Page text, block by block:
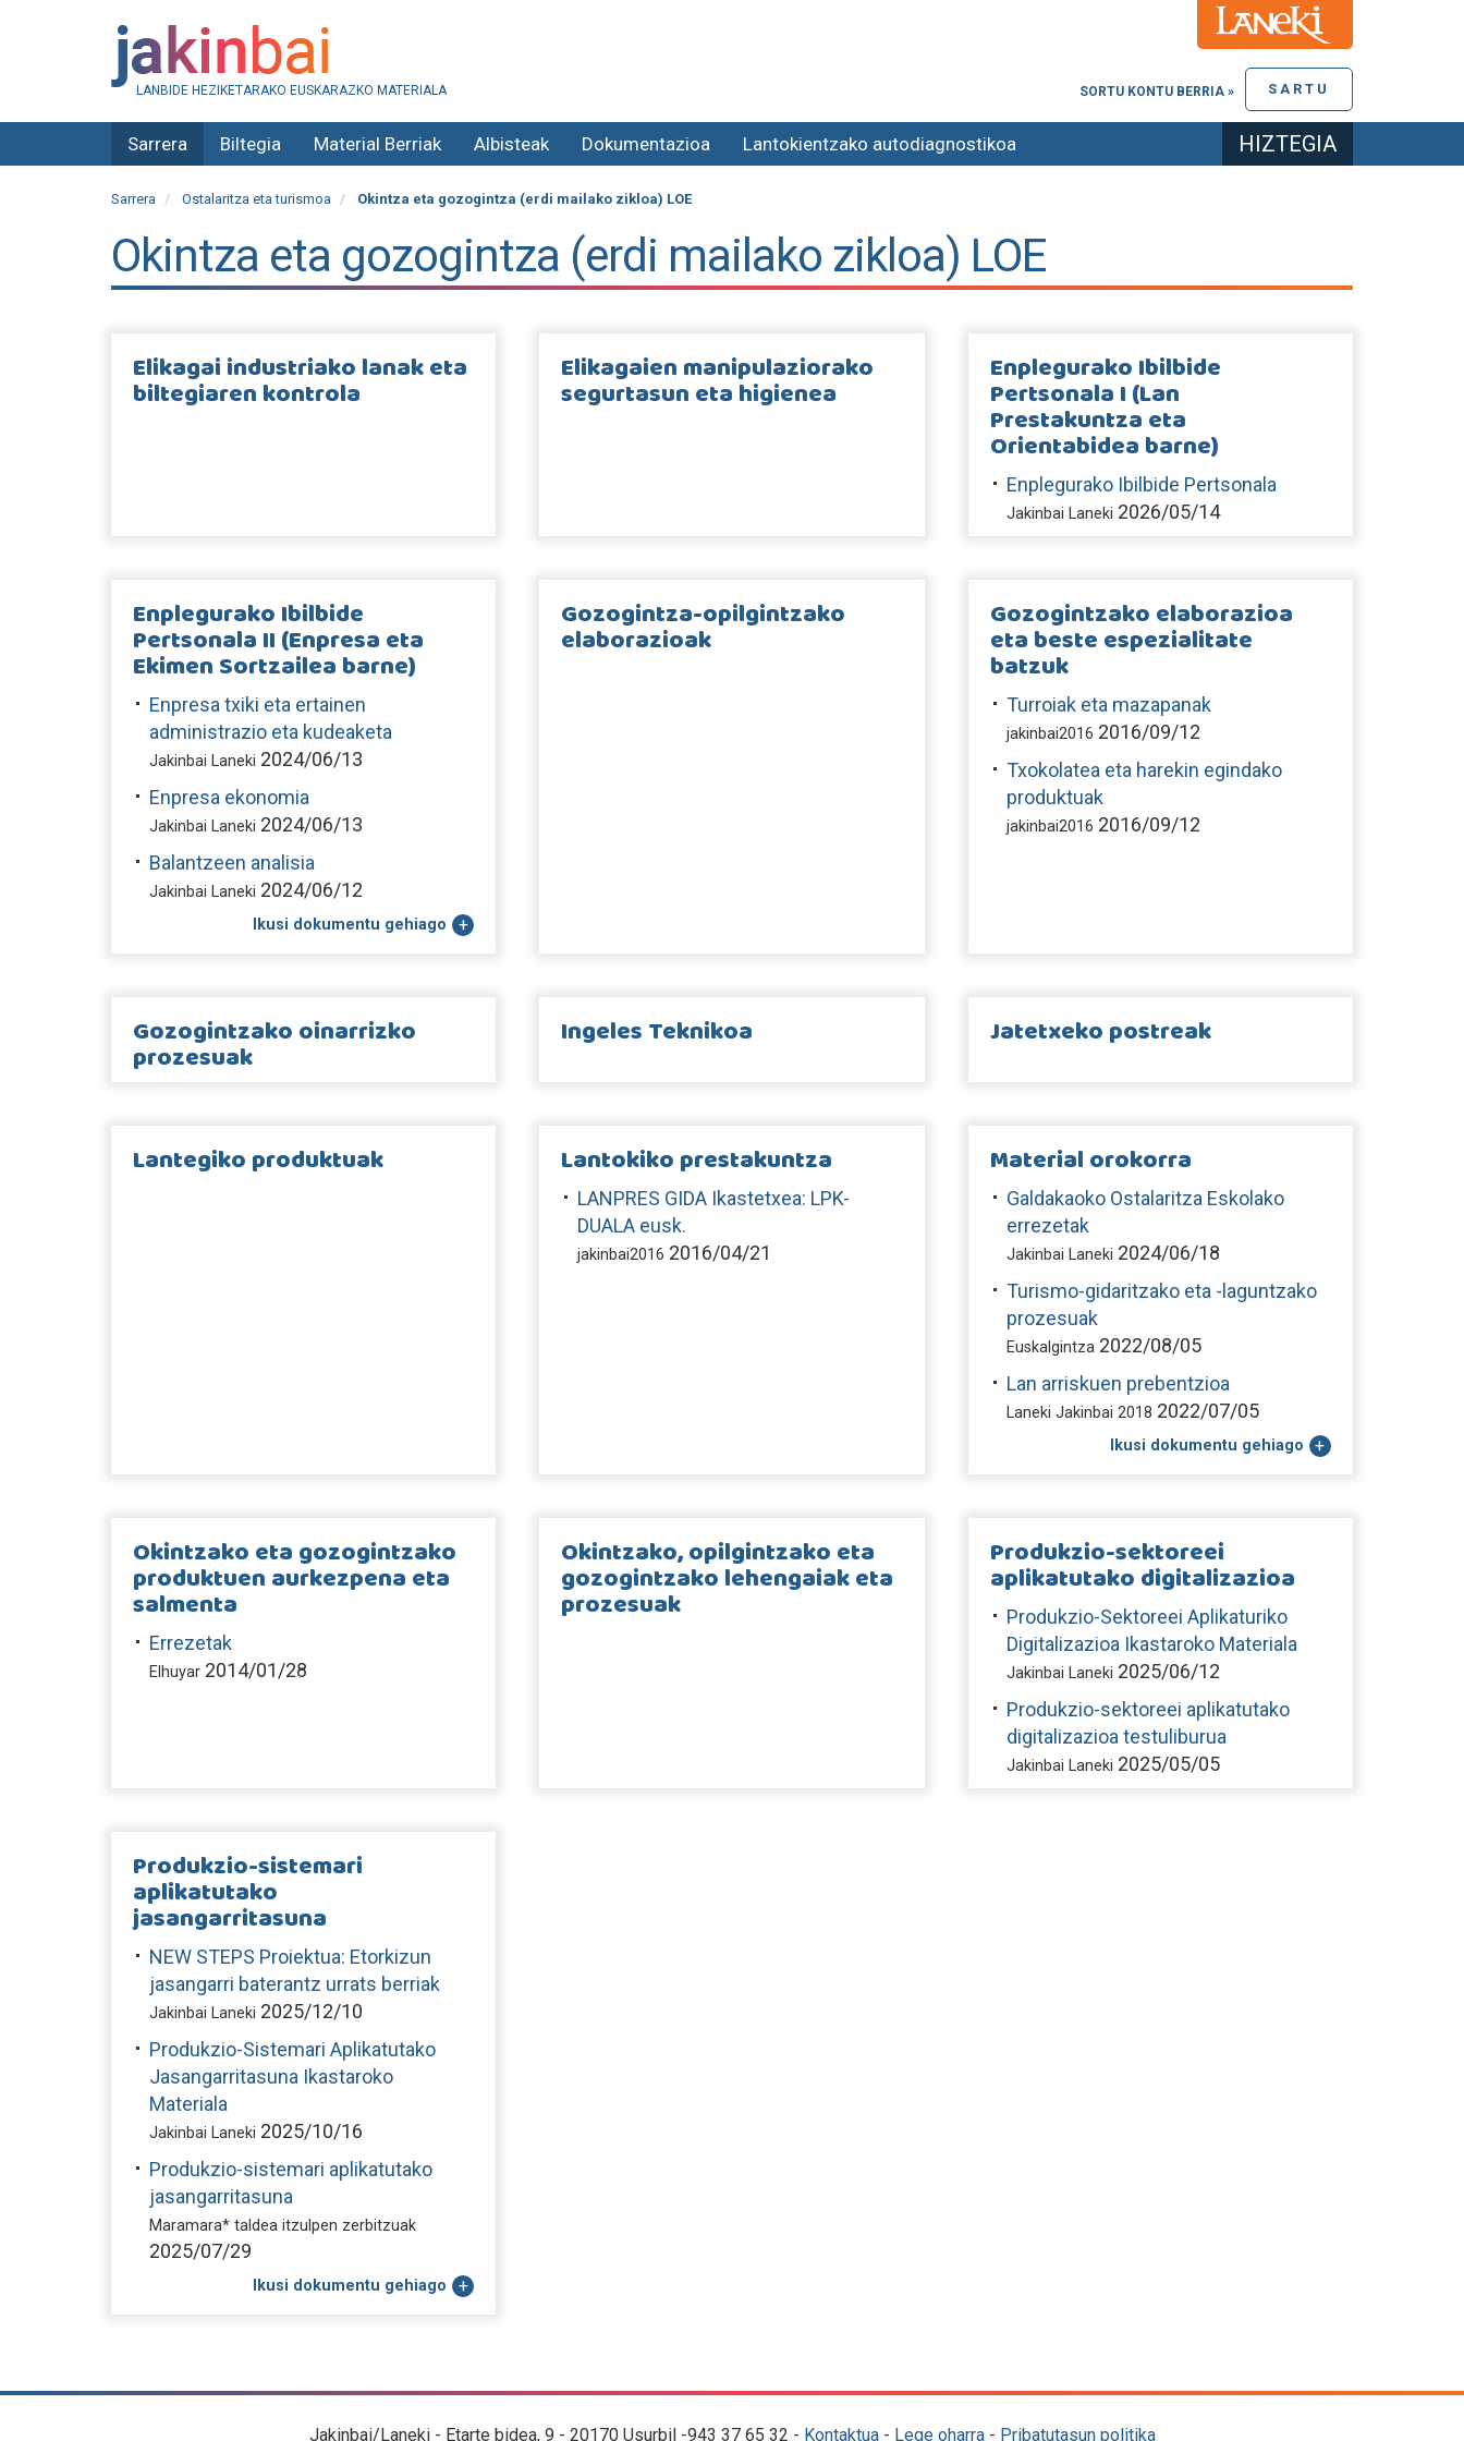
LANBIDE HEZIKETARAKO EUSKARAZKO MATERIALA SARTU
SORTU KONTU BERRIA »
Sarrera Biltegia Material Berriak Albisteak Dokumentazioa Lantokientzako autodiagnostikoa HIZTEGIA
Sarrera Ostalaritza eta turismoa Okintza eta gozogintza (erdi mailako zikloa) LOE
Okintza eta gozogintza (erdi mailako zikloa) LOE
Elikagai industriako lanak eta
biltegiaren kontrola
Elikagaien manipulaziorako
segurtasun eta higienea
Enplegurako Ibilbide
Pertsonala I (Lan
Prestakuntza eta
Orientabidea barne)
Enplegurako Ibilbide Pertsonala
Jakinbai Laneki 2026/05/14
Enplegurako Ibilbide
Pertsonala II (Enpresa eta
Ekimen Sortzailea barne)
Enpresa txiki eta ertainen
administrazio eta kudeaketa
Jakinbai Laneki 2024/06/13
Enpresa ekonomia
Jakinbai Laneki 2024/06/13
Balantzeen analisia
Jakinbai Laneki 2024/06/12
Ikusi dokumentu gehiago
Gozogintza-opilgintzako
elaborazioak
Gozogintzako elaborazioa
eta beste espezialitate
batzuk
Turroiak eta mazapanak
jakinbai2016 2016/09/12
Txokolatea eta harekin egindako
produktuak
jakinbai2016 2016/09/12
Gozogintzako oinarrizko
prozesuak
Ingeles Teknikoa Jatetxeko postreak
Lantegiko produktuak Lantokiko prestakuntza
LANPRES GIDA Ikastetxea: LPK-
DUALA eusk.
jakinbai2016 2016/04/21
Material orokorra
Galdakaoko Ostalaritza Eskolako
errezetak
Jakinbai Laneki 2024/06/18
Turismo-gidaritzako eta -laguntzako
prozesuak
Euskalgintza 2022/08/05
Lan arriskuen prebentzioa
Laneki Jakinbai 2018 2022/07/05
Ikusi dokumentu gehiago
Okintzako eta gozogintzako
produktuen aurkezpena eta
salmenta
Errezetak
Elhuyar 2014/01/28
Okintzako, opilgintzako eta
gozogintzako lehengaiak eta
prozesuak
Produkzio-sektoreei
aplikatutako digitalizazioa
Produkzio-Sektoreei Aplikaturiko
Digitalizazioa Ikastaroko Materiala
Jakinbai Laneki 2025/06/12
Produkzio-sektoreei aplikatutako
digitalizazioa testuliburua
Jakinbai Laneki 2025/05/05
Produkzio-sistemari
aplikatutako
jasangarritasuna
NEW STEPS Proiektua: Etorkizun
jasangarri baterantz urrats berriak
Jakinbai Laneki 2025/12/10
Produkzio-Sistemari Aplikatutako
Jasangarritasuna Ikastaroko
Materiala
Jakinbai Laneki 2025/10/16
Produkzio-sistemari aplikatutako
jasangarritasuna
Maramara* taldea itzulpen zerbitzuak
2025/07/29
Ikusi dokumentu gehiago
Jakinbai/Laneki - Etarte bidea, 9 - 20170 Usurbil -943 37 65 32 - Kontaktua- Lege oharra- Pribatutasun politika